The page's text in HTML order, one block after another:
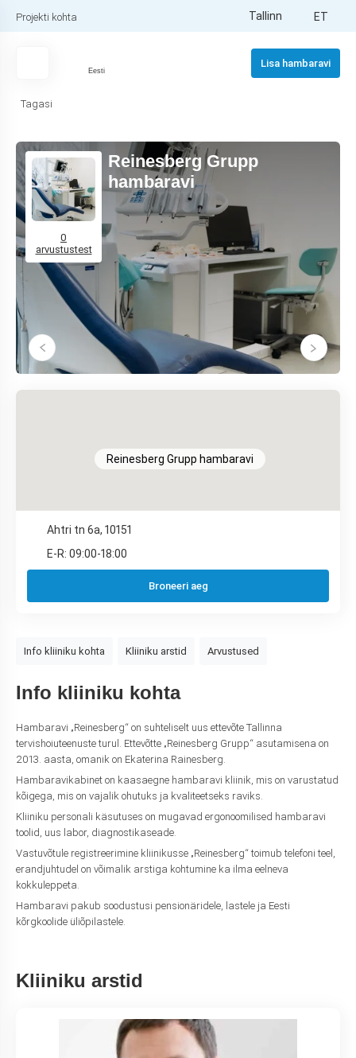
Projekti kohta Tallinn ET
Eesti
Lisa hambaravi
Tagasi
0
arvustustest
Reinesberg Grupp
hambaravi
Reinesberg Grupp hambaravi
Ahtri tn 6a, 10151
E-R: 09:00-18:00
Broneeri aeg
Info kliiniku kohta Kliiniku arstid Arvustused
Info kliiniku kohta
Hambaravi „Reinesberg“ on suhteliselt uus ettevõte Tallinna
tervishoiuteenuste turul. Ettevõtte „Reinesberg Grupp“ asutamisena on
2013. aasta, omanik on Ekaterina Rainesberg.
Hambaravikabinet on kaasaegne hambaravi kliinik, mis on varustatud
kõigega, mis on vajalik ohutuks ja kvaliteetseks raviks.
Kliiniku personali käsutuses on mugavad ergonoomilised hambaravi
toolid, uus labor, diagnostikaseade.
Vastuvõtule registreerimine kliinikusse „Reinesberg“ toimub telefoni teel,
erandjuhtudel on võimalik arstiga kohtumine ka ilma eelneva
kokkuleppeta.
Hambaravi pakub soodustusi pensionäridele, lastele ja Eesti
kõrgkoolide üliõpilastele.
Kliiniku arstid